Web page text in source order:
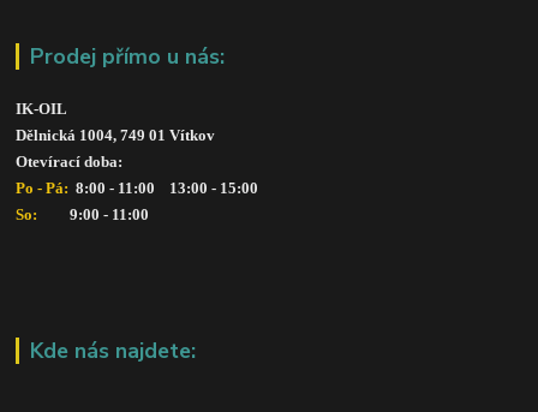
Prodej přímo u nás:
IK-OIL
Dělnická 1004, 749 01 Vítkov
Otevírací doba:
Po - Pá: 8:00 - 11:00    13:00 - 15:00
So:
      9:00 - 11:00
Kde nás najdete: